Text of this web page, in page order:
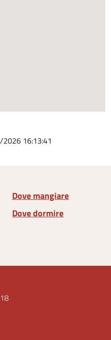
16:13:41
Dove mangiare
Dove dormire